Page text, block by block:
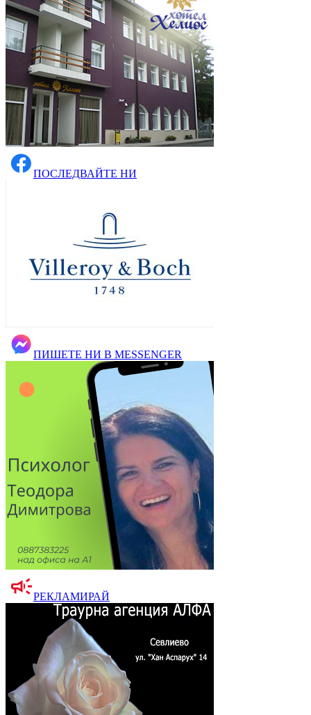
ПОСЛЕДВАЙТЕ НИ
ПИШЕТЕ НИ В MESSENGER
РЕКЛАМИРАЙ